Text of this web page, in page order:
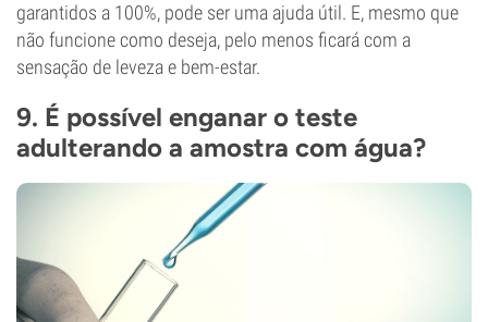
garantidos a 100%, pode ser uma ajuda útil. E, mesmo que
não funcione como deseja, pelo menos ficará com a
sensação de leveza e bem-estar.
9. É possível enganar o teste
adulterando a amostra com água?